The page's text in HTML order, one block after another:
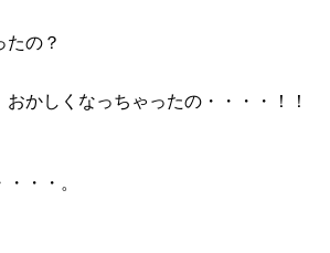
の？
かしくなっちゃったの・・・・！！
・・。